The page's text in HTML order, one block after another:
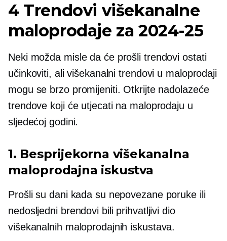
4 Trendovi višekanalne
maloprodaje za2024-25
Neki možda misle da će prošli trendovi ostati
učinkoviti, ali višekanalni trendovi u maloprodaji
mogu se brzo promijeniti. Otkrijte nadolazeće
trendove koji će utjecati na maloprodaju u
sljedećoj godini.
1. Besprijekorna višekanalna
maloprodajna iskustva
Prošli su dani kada su nepovezane poruke ili
nedosljedni brendovi bili prihvatljivi dio
višekanalnih maloprodajnih iskustava.